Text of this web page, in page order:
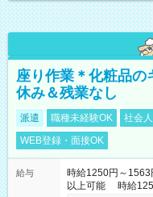
座り作業＊化粧品の
休み＆残業なし
派遣 職種未経験OK 社会
WEB登録・面接OK
給与
時給1250円～
以上可能 時給